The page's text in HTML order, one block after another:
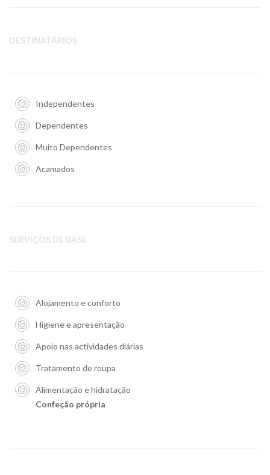
DESTINATÁRIOS
Independentes
Dependentes
Muito Dependentes
Acamados
SERVIÇOS DE BASE
Alojamento e conforto
Higiene e apresentação
Apoio nas actividades diárias
Tratamento de roupa
Alimentação e hidratação
Confeção própria